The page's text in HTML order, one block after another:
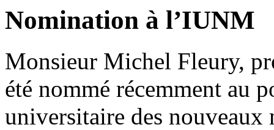
Nomination à l’IUNM
Monsieur Michel Fleury,
été nommé récemment au
universitaire des